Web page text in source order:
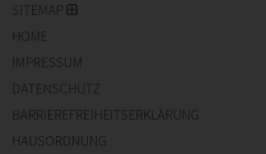
SITEMAP
HOME
IMPRESSUM
DATENSCHUTZ
BARRIEREFREIHEITSERKLÄRUNG
HAUSORDNUNG